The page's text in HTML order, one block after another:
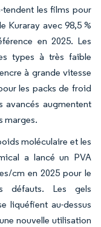
tendent les films pour
Kuraray avec 98,5 %
en 2025. Les
types à très faible
à grande vitesse
les packs de froid
avancés augmentent
marges.
moléculaire et les
a lancé un PVA
cm en 2025 pour le
défauts. Les gels
liquéfient au-dessus
nouvelle utilisation